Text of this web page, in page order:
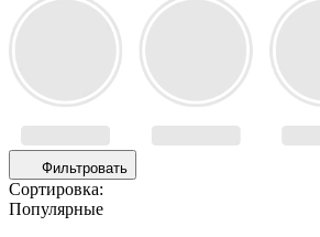
Фильтровать
Сортировка:
Популярные